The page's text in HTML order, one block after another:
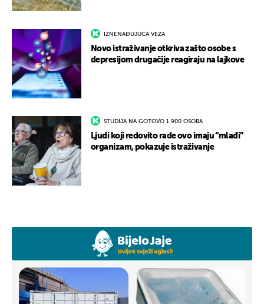
IZNENAĐUJUĆA VEZA
Novo istraživanje otkriva zašto osobe s
depresijom drugačije reagiraju na lajkove
STUDIJA NA GOTOVO 1.900 OSOBA
Ljudi koji redovito rade ovo imaju “mlađi”
organizam, pokazuje istraživanje